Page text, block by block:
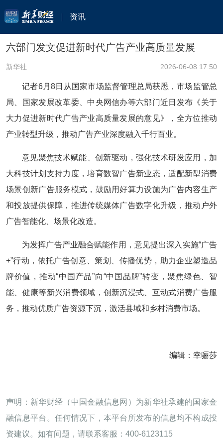
资讯
六部门发文促进新时代广告产业高质量发展
新华社 2026-06-08 17:50
记者6月8日从国家市场监督管理总局获悉，市场监管总
局、国家发展改革委、中央网信办等六部门近日发布《关于
大力促进新时代广告产业高质量发展的意见》，全方位推动
产业转型升级，推动广告产业深度融入千行百业。
意见聚焦技术赋能、创新驱动，强化技术研发应用，加
大科技计划支持力度，培育数智广告新业态，适配新型消费
场景创新广告服务模式，鼓励用好算力设施为广告内容生产
和投放提供保障，推进传统媒体广告数字化升级，推动户外
广告智能化、场景化改造。
为发挥广告产业融合赋能作用，意见提出深入实施“广告
+”行动，依托广告创意、策划、传播优势，助力企业塑造品
牌价值，推动“中国产品”向“中国品牌”转变，聚焦绿色、智
能、健康等新兴消费领域，创新沉浸式、互动式消费广告服
务，推动优质广告资源下沉，激活县域和乡村消费市场。
编辑：幸骊莎
声明：新华财经（中国金融信息网）为新华社承建的国家金
融信息平台。任何情况下，本平台所发布的信息均不构成投
资建议。如有问题，请联系客服：400-6123115